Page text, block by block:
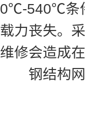
0℃-540℃条
载力丧失。
维修会造成
钢结构网